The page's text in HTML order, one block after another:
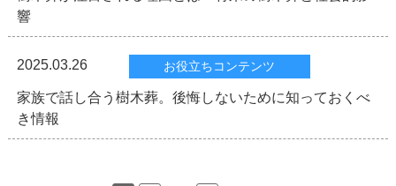
響
2025.03.26 お役立ちコンテンツ
家族で話し合う樹木葬。後悔しないために知っておくべ
き情報